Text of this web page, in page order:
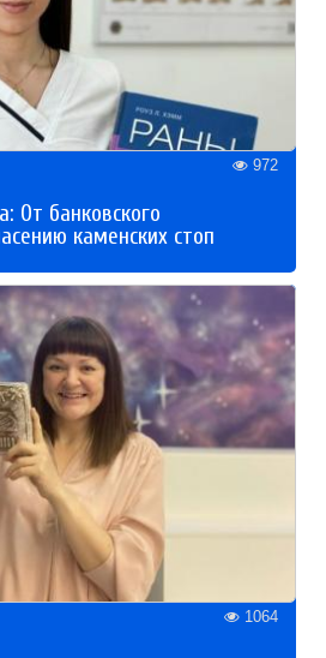
972
От банковского
каменских стоп
1064